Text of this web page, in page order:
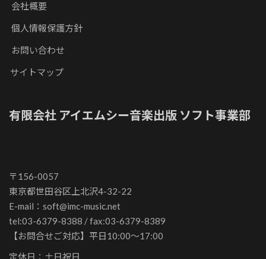
会社概要
個人情報保護方針
お問い合わせ
サイトマップ
有限会社 アイエムシー音楽出版 ソフト事業部
〒156-0057
東京都世田谷区上北沢4-32-22
E-mail：soft@imc-music.net
tel:03-6379-8388 / fax:03-6379-8389
【お問合せご対応】平日10:00～17:00
定休日：土日祝日